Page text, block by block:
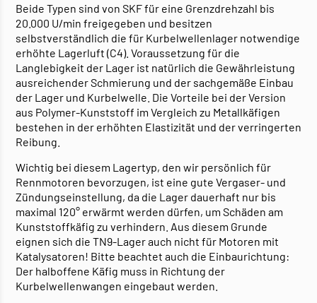
Beide Typen sind von SKF für eine Grenzdrehzahl bis
20.000 U/min freigegeben und besitzen
selbstverständlich die für Kurbelwellenlager notwendige
erhöhte Lagerluft (C4). Voraussetzung für die
Langlebigkeit der Lager ist natürlich die Gewährleistung
ausreichender Schmierung und der sachgemäße Einbau
der Lager und Kurbelwelle. Die Vorteile bei der Version
aus Polymer-Kunststoff im Vergleich zu Metallkäfigen
bestehen in der erhöhten Elastizität und der verringerten
Reibung.
Wichtig bei diesem Lagertyp, den wir persönlich für
Rennmotoren bevorzugen, ist eine gute Vergaser- und
Zündungseinstellung, da die Lager dauerhaft nur bis
maximal 120° erwärmt werden dürfen, um Schäden am
Kunststoffkäfig zu verhindern. Aus diesem Grunde
eignen sich die TN9-Lager auch nicht für Motoren mit
Katalysatoren! Bitte beachtet auch die Einbaurichtung:
Der halboffene Käfig muss in Richtung der
Kurbelwellenwangen eingebaut werden.